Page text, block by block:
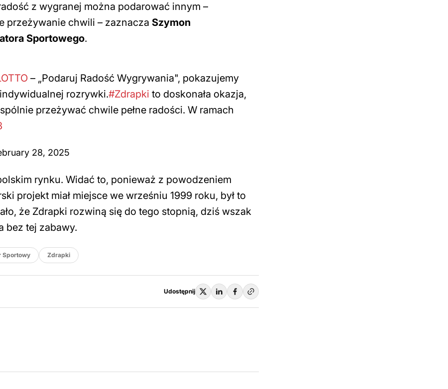
z wygranej można podarować innym –
przeżywanie chwili – zaznacza Szymon
Sportowego.
– „Podaruj Radość Wygrywania", pokazujemy
rozrywki.#Zdrapki to doskonała okazja,
przeżywać chwile pełne radości. W ramach
28, 2025
rynku. Widać to, ponieważ z powodzeniem
projekt miał miejsce we wrześniu 1999 roku, był to
że Zdrapki rozwiną się do tego stopnią, dziś wszak
bez tej zabawy.
Sportowy Zdrapki
Udostępnij